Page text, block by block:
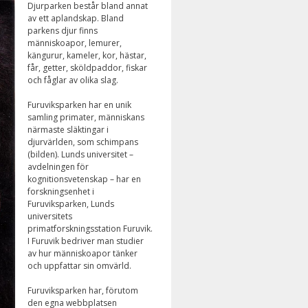
Djurparken består bland annat
av ett aplandskap. Bland
parkens djur finns
människoapor, lemurer,
kängurur, kameler, kor, hästar,
får, getter, sköldpaddor, fiskar
och fåglar av olika slag.
Furuviksparken har en unik
samling primater, människans
närmaste släktingar i
djurvärlden, som schimpans
(bilden). Lunds universitet –
avdelningen för
kognitionsvetenskap – har en
forskningsenhet i
Furuviksparken, Lunds
universitets
primatforskningsstation Furuvik.
I Furuvik bedriver man studier
av hur människoapor tänker
och uppfattar sin omvärld.
Furuviksparken har, förutom
den egna webbplatsen